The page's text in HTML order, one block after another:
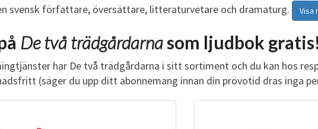
L
D
B
O
svensk författare, översättare, litteraturvetare och dramaturg.
Visa
De två trädgårdarnasom ljudbok
har De två trädgårdarna i sitt sortiment och du kan hos
(säger du upp ditt abonnemang innan din prövotid dras inga